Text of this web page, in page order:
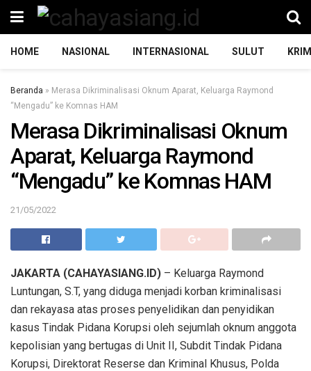
HOME NASIONAL INTERNASIONAL SULUT
Beranda » Merasa Dikriminalisasi Oknum Aparat, Keluarga Raymond
“Mengadu” ke Komnas HAM
Merasa Dikriminalisasi Oknum
Aparat, Keluarga Raymond
“Mengadu” ke Komnas HAM
21/05/2022
JAKARTA (CAHAYASIANG.ID) – Keluarga Raymond
Luntungan, S.T, yang diduga menjadi korban kriminalisasi
dan rekayasa atas proses penyelidikan dan penyidikan
kasus Tindak Pidana Korupsi oleh sejumlah oknum anggota
kepolisian yang bertugas di Unit II, Subdit Tindak Pidana
Korupsi, Direktorat Reserse dan Kriminal Khusus, Polda